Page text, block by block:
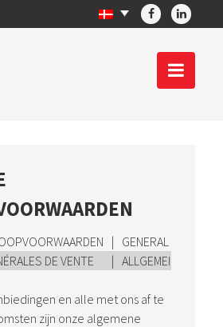
| GENERAL TERMS
DE VENTE
| ALLGEMEINE
en alle met ons af te
zijn onze algemene